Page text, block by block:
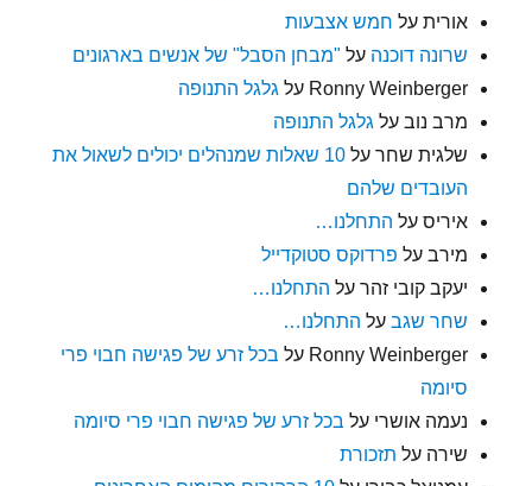
אורית על חמש אצבעות
שרונה דוכנה על "מבחן הסבל" של אנשים בארגונים
Ronny Weinberger על גלגל התנופה
מרב נוב על גלגל התנופה
שלגית שחר על
10 שאלות שמנהלים יכולים לשאול את
העובדים שלהם
איריס על התחלנו…
מירב על פרדוקס סטוקדייל
יעקב קובי זהר על התחלנו…
שחר שגב על התחלנו…
Ronny Weinberger על בכל זרע של פגישה חבוי פרי
סיומה
נעמה אושרי על בכל זרע של פגישה חבוי פרי סיומה
שירה על תזכורת